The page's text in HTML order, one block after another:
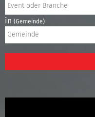
in (Gemeinde)